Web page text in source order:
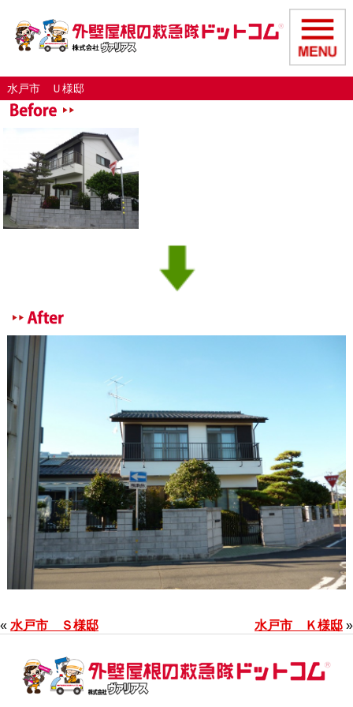
水戸市 Ｕ様邸
« 水戸市 Ｓ様邸 水戸市 Ｋ様邸 »